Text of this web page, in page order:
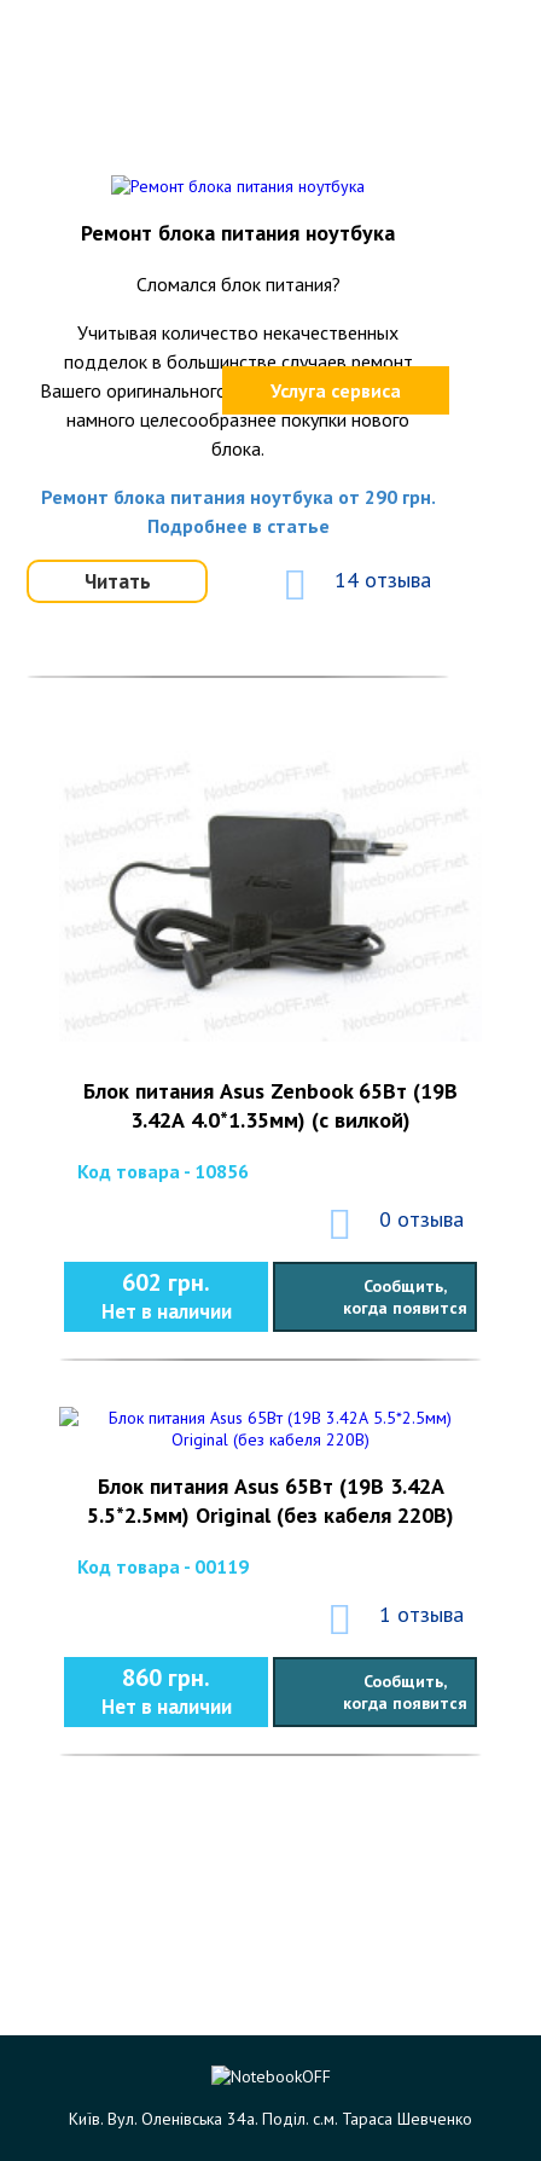
Услуга сервиса
Ремонт блока питания ноутбука
Сломался блок питания?
Учитывая количество некачественных
подделок в большинстве случаев ремонт
Вашего оригинального блока питания окажется
намного целесообразнее покупки нового
блока.
Ремонт блока питания ноутбука от 290 грн.
Подробнее в статье
Читать 14 отзыва
Блок питания Asus Zenbook 65Вт (19В
3.42А 4.0*1.35мм) (с вилкой)
Код товара - 10856
0 отзыва
602 грн.
Нет в наличии
Сообщить,
когда появится
Блок питания Asus 65Вт (19В 3.42А
5.5*2.5мм) Original (без кабеля 220В)
Код товара - 00119
1 отзыва
860 грн.
Нет в наличии
Сообщить,
когда появится
Київ. Вул. Оленівська 34а. Поділ. с.м. Тараса Шевченко